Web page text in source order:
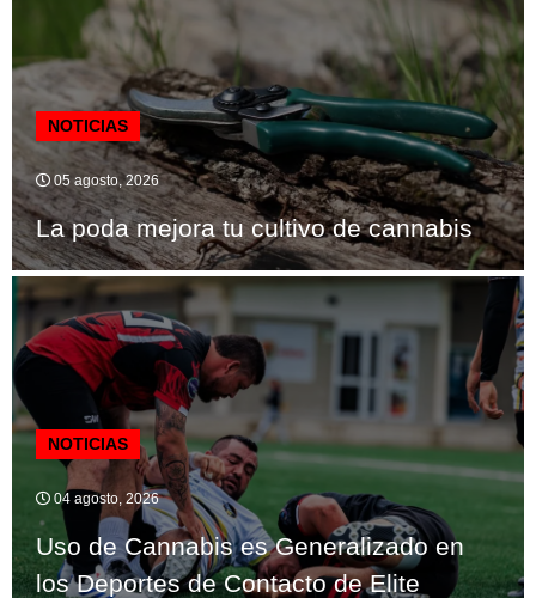
NOTICIAS
05 agosto, 2026
La poda mejora tu cultivo de cannabis
NOTICIAS
04 agosto, 2026
Uso de Cannabis es Generalizado en
los Deportes de Contacto de Elite